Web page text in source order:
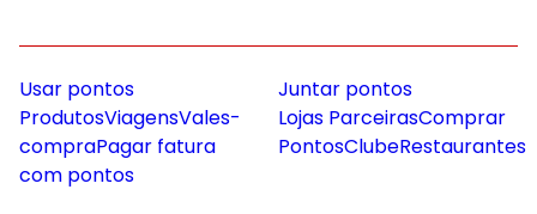
Usar pontos
ProdutosViagensVales-
compraPagar fatura
com pontos
Juntar pontos
Lojas ParceirasComprar
PontosClubeRestaurantes